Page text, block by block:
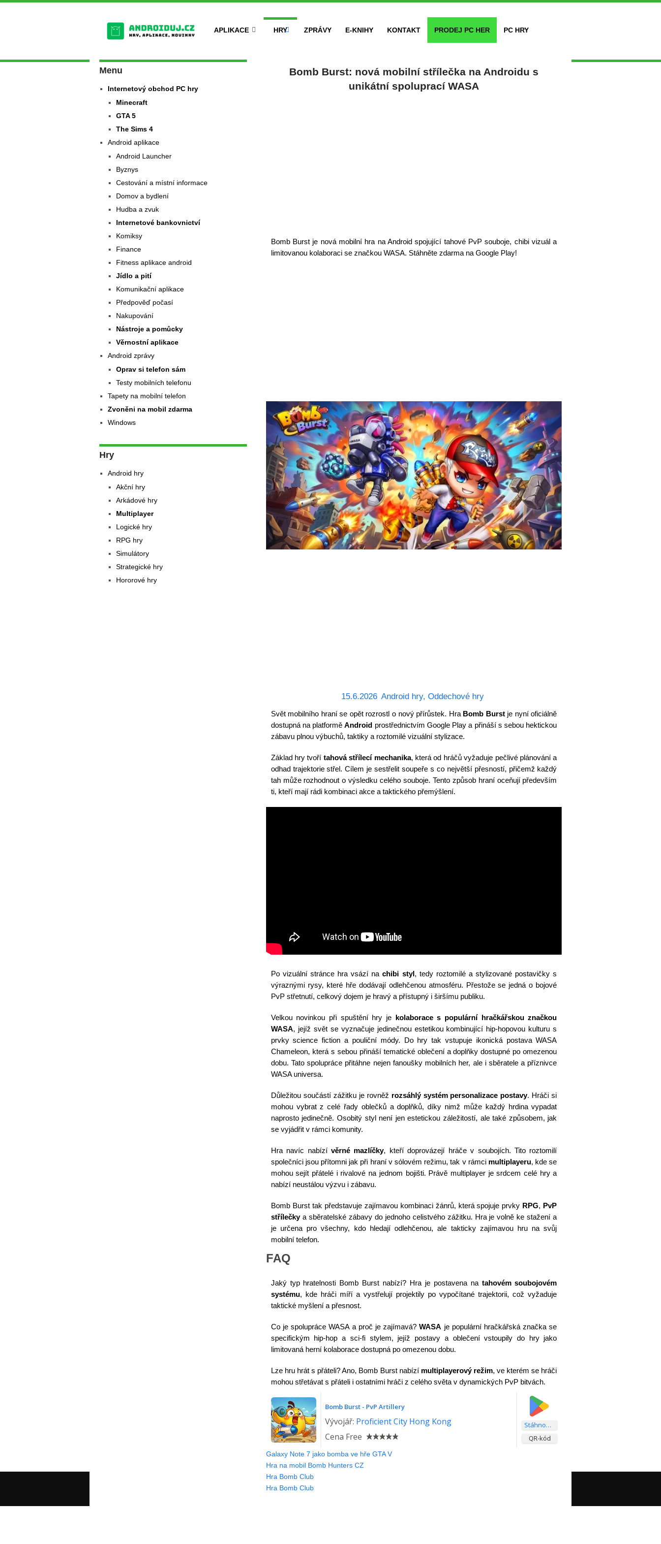
APLIKACE HRY ZPRÁVY E-KNIHY KONTAKT PRODEJ PC HER PC HRY
Bomb Burst: nová mobilní střílečka na Androidu s
unikátní spoluprací WASA
Bomb Burst je nová mobilní hra na Android spojující tahové PvP souboje, chibi vizuál a
limitovanou kolaboraci se značkou WASA. Stáhněte zdarma na Google Play!
15.6.2026 Android hry,Oddechové hry
Svět mobilního hraní se opět rozrostl o nový přírůstek. Hra Bomb Burstje nyní oficiálně
dostupná na platforměAndroid prostřednictvím Google Play a přináší s sebou hektickou
zábavu plnou výbuchů, taktiky a roztomilé vizuální stylizace.
Základ hry tvoří tahová střílecí mechanika, která od hráčů vyžaduje pečlivé plánování a
odhad trajektorie střel. Cílem je sestřelit soupeře s co největší přesností, přičemž každý
tah může rozhodnout o výsledku celého souboje. Tento způsob hraní oceňují především
ti, kteří mají rádi kombinaci akce a taktického přemýšlení.
Po vizuální stránce hra vsází nachibi styl, tedy roztomilé a stylizované postavičky s
výraznými rysy, které hře dodávají odlehčenou atmosféru. Přestože se jedná o bojové
PvP střetnutí, celkový dojem je hravý a přístupný i širšímu publiku.
Velkou novinkou při spuštění hry je kolaborace s populární hračkářskou značkou
WASA, jejíž svět se vyznačuje jedinečnou estetikou kombinující hip-hopovou kulturu s
prvky science fiction a pouliční módy. Do hry tak vstupuje ikonická postava WASA
Chameleon, která s sebou přináší tematické oblečení a doplňky dostupné po omezenou
dobu. Tato spolupráce přitáhne nejen fanoušky mobilních her, ale i sběratele a příznivce
WASA universa.
Důležitou součástí zážitku je rovněž rozsáhlý systém personalizace postavy. Hráči si
mohou vybrat z celé řady oblečků a doplňků, díky nimž může každý hrdina vypadat
naprosto jedinečně. Osobitý styl není jen estetickou záležitostí, ale také způsobem, jak
se vyjádřit v rámci komunity.
Hra navíc nabízí věrné mazlíčky, kteří doprovázejí hráče v soubojích. Tito roztomilí
společníci jsou přítomni jak při hraní v sólovém režimu, tak v rámci multiplayeru, kde se
mohou sejít přátelé i rivalové na jednom bojišti. Právě multiplayer je srdcem celé hry a
nabízí neustálou výzvu i zábavu.
Bomb Burst tak představuje zajímavou kombinaci žánrů, která spojuje prvky RPG, PvP
střílečkya sběratelské zábavy do jednoho celistvého zážitku. Hra je volně ke stažení a
je určena pro všechny, kdo hledají odlehčenou, ale takticky zajímavou hru na svůj
mobilní telefon.
FAQ
Jaký typ hratelnosti Bomb Burst nabízí? Hra je postavena na tahovém soubojovém
systému, kde hráči míří a vystřelují projektily po vypočítané trajektorii, což vyžaduje
taktické myšlení a přesnost.
Co je spolupráce WASA a proč je zajímavá?WASA je populární hračkářská značka se
specifickým hip-hop a sci-fi stylem, jejíž postavy a oblečení vstoupily do hry jako
limitovaná herní kolaborace dostupná po omezenou dobu.
Lze hru hrát s přáteli? Ano, Bomb Burst nabízí multiplayerový režim, ve kterém se hráči
mohou střetávat s přáteli i ostatními hráči z celého světa v dynamických PvP bitvách.
Stáhnout aplikaci
QR-kód
Bomb Burst - PvP Artillery
Vývojář: Proficient City Hong Kong
Cena Free
Galaxy Note 7 jako bomba ve hře GTA V
Hra na mobil Bomb Hunters CZ
Hra Bomb Club
Hra Bomb Club
Menu
Internetový obchod PC hry
Minecraft
GTA 5
The Sims 4
Android aplikace
Android Launcher
Byznys
Cestování a místní informace
Domov a bydlení
Hudba a zvuk
Internetové bankovnictví
Komiksy
Finance
Fitness aplikace android
Jídlo a pití
Komunikační aplikace
Předpověď počasí
Nakupování
Nástroje a pomůcky
Věrnostní aplikace
Android zprávy
Oprav si telefon sám
Testy mobilních telefonu
Tapety na mobilní telefon
Zvoněni na mobil zdarma
Windows
Hry
Android hry
Akční hry
Arkádové hry
Multiplayer
Logické hry
RPG hry
Simulátory
Strategické hry
Hororové hry